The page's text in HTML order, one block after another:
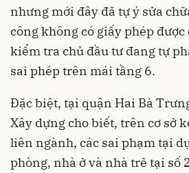
nhưng mới đây đã tự ý sửa
công không có giấy phép
kiểm tra chủ đầu tư đang tự
sai phép trên mái tầng 6.
Đặc biệt, tại quận Hai Bà
Xây dựng cho biết, trên cơ sở
liên ngành, các sai phạm tại
phòng, nhà ở và nhà trẻ tại số